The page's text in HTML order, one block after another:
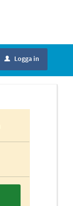
u Logga in